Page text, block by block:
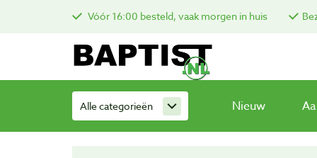
Vóór 16:00 besteld, vaak morgen in huis
Alle categorieën Nieuw